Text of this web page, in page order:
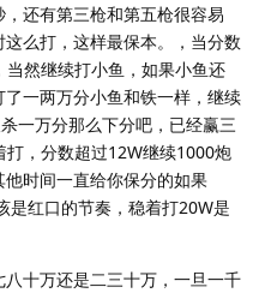
还有第三枪和第五枪很容易
么打，这样最保本。，当分数
然继续打小鱼，如果小鱼还
一两万分小鱼和铁一样，继续
一万分那么下分吧，已经赢三
，分数超过12W继续1000炮
时间一直给你保分的如果
是红口的节奏，稳着打20W是
十万还是二三十万，一旦一千